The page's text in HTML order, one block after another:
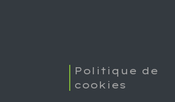
Politique ​de
cookies